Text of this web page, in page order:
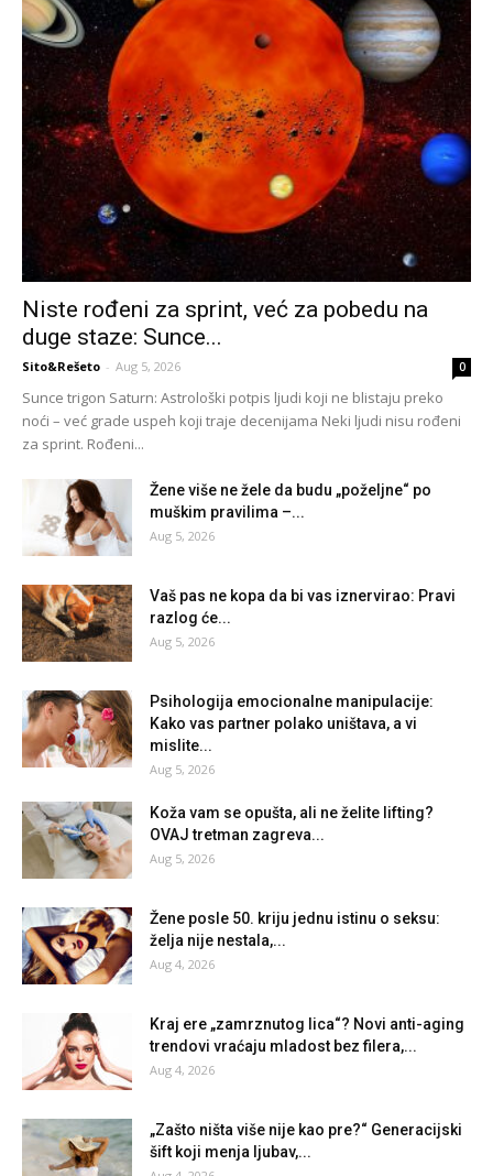
Niste rođeni za sprint, već za pobedu na
duge staze: Sunce...
Sito&Rešeto - Aug 5, 2026 0
Sunce trigon Saturn: Astrološki potpis ljudi koji ne blistaju preko
noći – već grade uspeh koji traje decenijama Neki ljudi nisu rođeni
za sprint. Rođeni...
Žene više ne žele da budu „poželjne“ po
muškim pravilima –...
Aug 5, 2026
Vaš pas ne kopa da bi vas iznervirao: Pravi
razlog će...
Aug 5, 2026
Psihologija emocionalne manipulacije:
Kako vas partner polako uništava, a vi
mislite...
Aug 5, 2026
Koža vam se opušta, ali ne želite lifting?
OVAJ tretman zagreva...
Aug 5, 2026
Žene posle 50. kriju jednu istinu o seksu:
želja nije nestala,...
Aug 4, 2026
Kraj ere „zamrznutog lica“? Novi anti-aging
trendovi vraćaju mladost bez filera,...
Aug 4, 2026
„Zašto ništa više nije kao pre?“ Generacijski
šift koji menja ljubav,...